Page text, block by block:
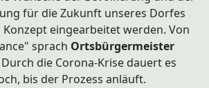
für die Zukunft unseres Dorfes
eingearbeitet werden. Von
sprach Ortsbürgermeister
Durch die Corona-Krise dauert es
bis der Prozess anläuft.